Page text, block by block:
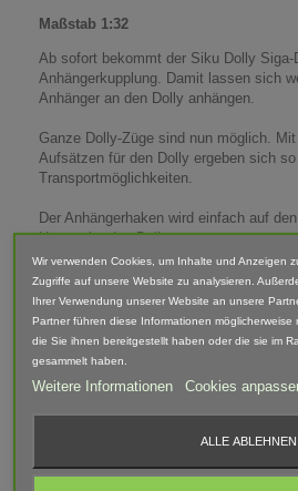
Maßstab 1:32
Ab sofort bekommt der Siku Dolly Siga-
Anhängerkupplung. Damit lassen sich
Anhänger an den Dolly anhängen.
Ganze Dolly-Züge sind nun möglich.
Aufsätzen für den Dolly ergeben sich
Transportmöglichkeiten.
Der Anhängerhaken wird einfach auf
Unterseite des Dollys gesetzt.
Mit der mitgelieferten Scheibe kann der
fixiert werden.
Dazu wird die Schraube des Dollys
Scheibe auf die Anhängerkupplung
das Ganze wieder gesichert.
- Siku Dolly Siga-Duo (2887)
Wir verwenden Cookies, um Inhalte und Anzeigen
Zugriffe auf unsere Website zu analysieren.
Ihrer Verwendung unserer Website an unsere
Partner führen diese Informationen möglicherweise
die Sie ihnen bereitgestellt haben oder die sie im
gesammelt haben.
Weitere Informationen Cookies
ALLE ABLEHNEN